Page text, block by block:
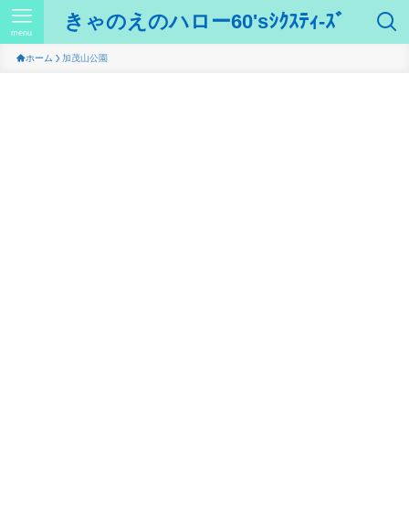
きゃのえのハロー60'sｼｸｽﾃｨ-ｽﾞ
menu
ホーム 加茂山公園